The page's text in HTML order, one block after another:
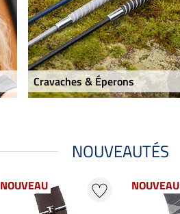
Cravaches & Éperons
NOUVEAUTÉS
NOUVEAU NOUVEAU